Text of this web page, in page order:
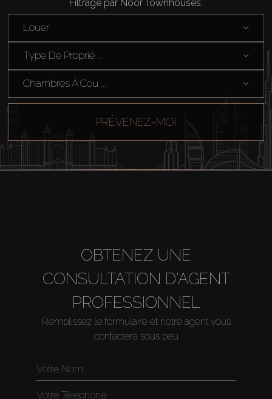
Acheter
Louer
Vendre
Agents
Filtrage par Noor Townhouses:
Louer
Type De Proprié ...
Chambres À Cou ...
PRÉVENEZ-MOI
OBTENEZ UNE
CONSULTATION D'AGENT
PROFESSIONNEL
Remplissez le formulaire et notre agent vous
contactera sous peu